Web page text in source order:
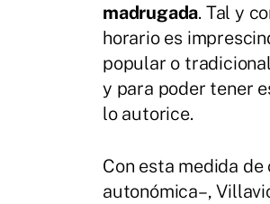
madrugada. Tal y
horario es
popular o
y para poder tener
lo autorice.
Con esta medida
autonómica–,